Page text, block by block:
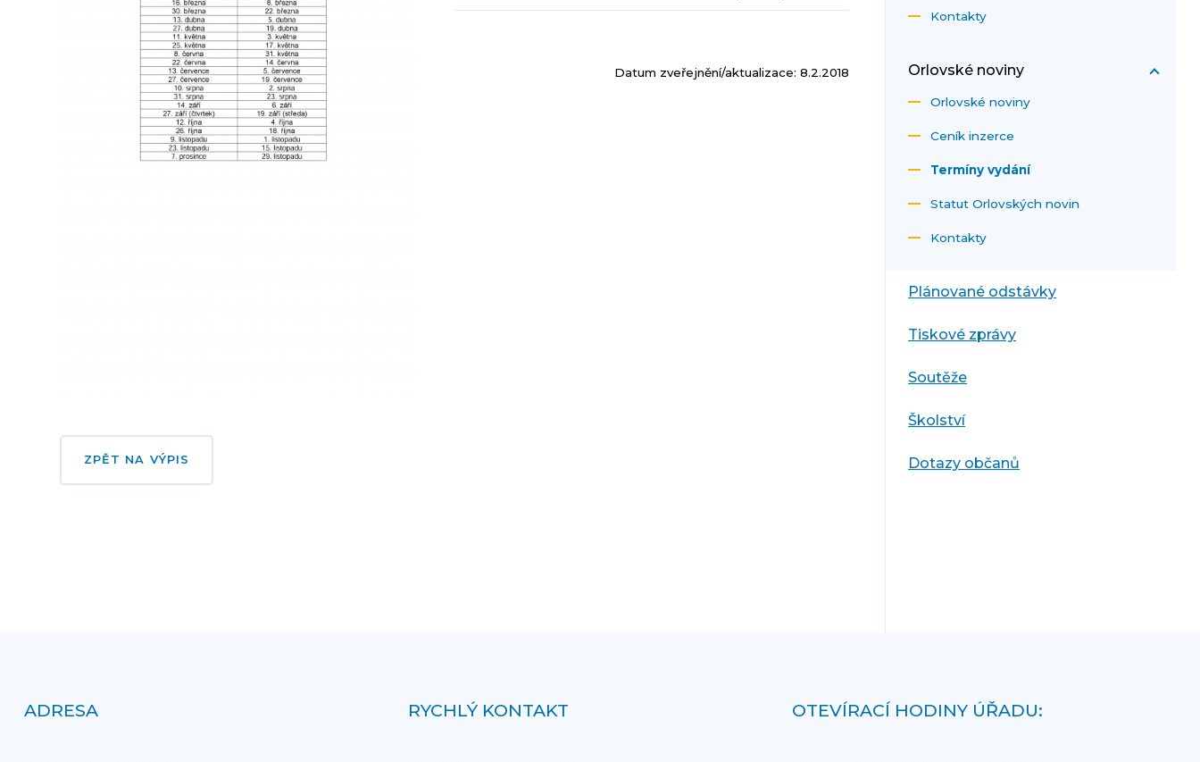
Datum zveřejnění/aktualizace: 8.2.2018
ZPĚT NA VÝPIS
Kontakty
Orlovské noviny
Orlovské noviny
Ceník inzerce
Termíny vydání
Statut Orlovských novin
Kontakty
Plánované odstávky
Tiskové zprávy
Soutěže
Školství
Dotazy občanů
ADRESA RYCHLÝ KONTAKT OTEVÍRACÍ HODINY ÚŘADU: